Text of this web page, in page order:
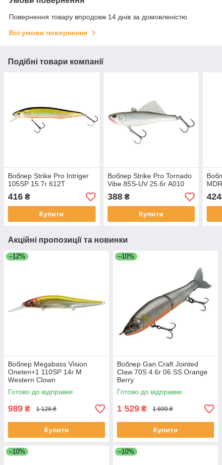
Повернення товару впродовж 14 днів за домовленістю
Всі умови повернення
Подібні товари компанії
Воблер Strike Pro Intriger
105SP 15.7г 612T
416 ₴
Купити
Воблер Strike Pro Tornado
Vibe 85S-UV 25.6г A010
388₴
Купити
424
Акційні пропозиції та новинки
–12%
Воблер Megabass Vision
Oneten+1 110SP 14г M
Western Clown
Готово до відправки
989 ₴ 1 126 ₴
Купити
–10%
Воблер Gan Craft Jointed
Claw 70S 4.6г 06 SS Orange
Berry
Готово до відправки
1 529 ₴ 1 699 ₴
Купити
–10% –10%